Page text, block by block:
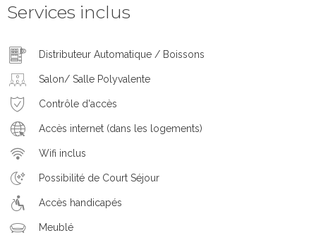
Services inclus
Distributeur Automatique / Boissons
Salon/ Salle Polyvalente
Contrôle d'accès
Accès internet (dans les logements)
Wifi inclus
Possibilité de Court Séjour
Accès handicapés
Meublé